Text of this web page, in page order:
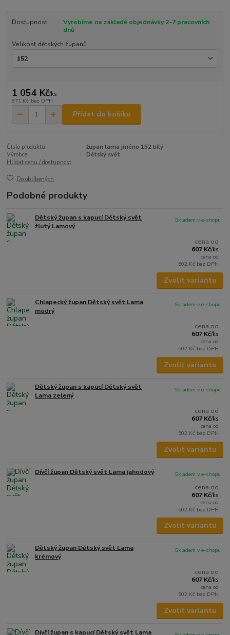
Dostupnost
Vyrobíme na základě objednávky 2-7 pracovních
dnů
Velikost dětských županů
1 054 Kč/ks
871 Kč bez DPH
Přidat do košíku
Číslo produktu:
župan lama jméno 152 bílý
Výrobce:
Dětský svět
Hlídat cenu / dostupnost
Do oblíbených
Podobné produkty
Dětský župan s kapucí Dětský svět
žlutý Lamový
cena od
607 Kč/ks
cena od
502 Kč bez DPH
Skladem v e-shopu
Zvolit variantu
Chlapecký župan Dětský svět Lama
modrý
cena od
607 Kč/ks
cena od
502 Kč bez DPH
Skladem v e-shopu
Zvolit variantu
Dětský župan s kapucí Dětský svět
Lama zelený
cena od
607 Kč/ks
cena od
502 Kč bez DPH
Skladem v e-shopu
Zvolit variantu
Dívčí župan Dětský svět Lama jahodový
cena od
607 Kč/ks
cena od
502 Kč bez DPH
Skladem v e-shopu
Zvolit variantu
Dětský župan Dětský svět Lama
krémový
cena od
607 Kč/ks
cena od
502 Kč bez DPH
Skladem v e-shopu
Zvolit variantu
Dívčí župan s kapucí Dětský svět Lama